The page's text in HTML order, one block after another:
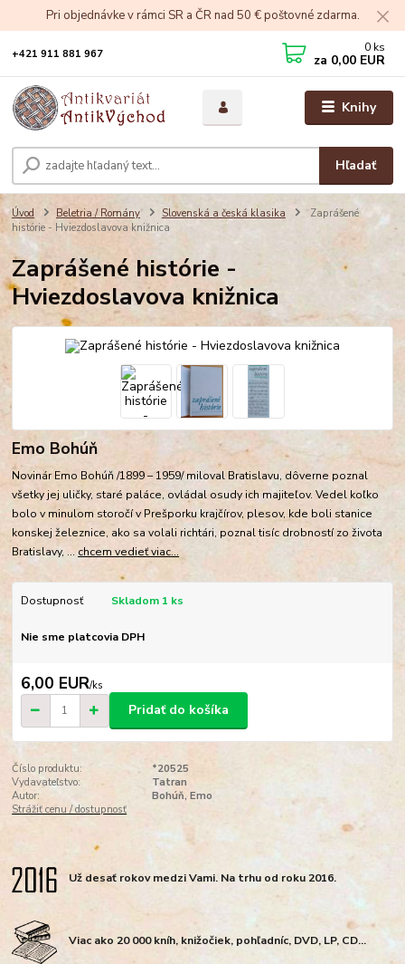
Pri objednávke v rámci SR a ČR nad 50 € poštovné zdarma.
Knihy
Hľadať
+421 911 881 967 0 ks
za 0,00 EUR
Úvod Beletria / Romány Slovenská a česká klasika
Zaprášené
histórie - Hviezdoslavova knižnica
Zaprášené histórie -
Hviezdoslavova knižnica
Emo Bohúň
Novinár Emo Bohúň /1899 – 1959/ miloval Bratislavu, dôverne poznal
všetky jej uličky, staré paláce, ovládal osudy ich majiteľov. Vedel koľko
bolo v minulom storočí v Prešporku krajčírov, plesov, kde boli stanice
konskej železnice, ako sa volali richtári, poznal tisíc drobností zo života
Bratislavy, ... chcem vedieť viac...
Dostupnosť Skladom 1 ks
Nie sme platcovia DPH
6,00 EUR/ks
Pridať do košíka
Číslo produktu:
*20525
Vydavateľstvo:
Tatran
Autor:
Bohúň, Emo
Strážiť cenu / dostupnosť
Už desať rokov medzi Vami. Na trhu od roku 2016.
Viac ako 20 000 kníh, knižočiek, pohľadníc, DVD, LP, CD...